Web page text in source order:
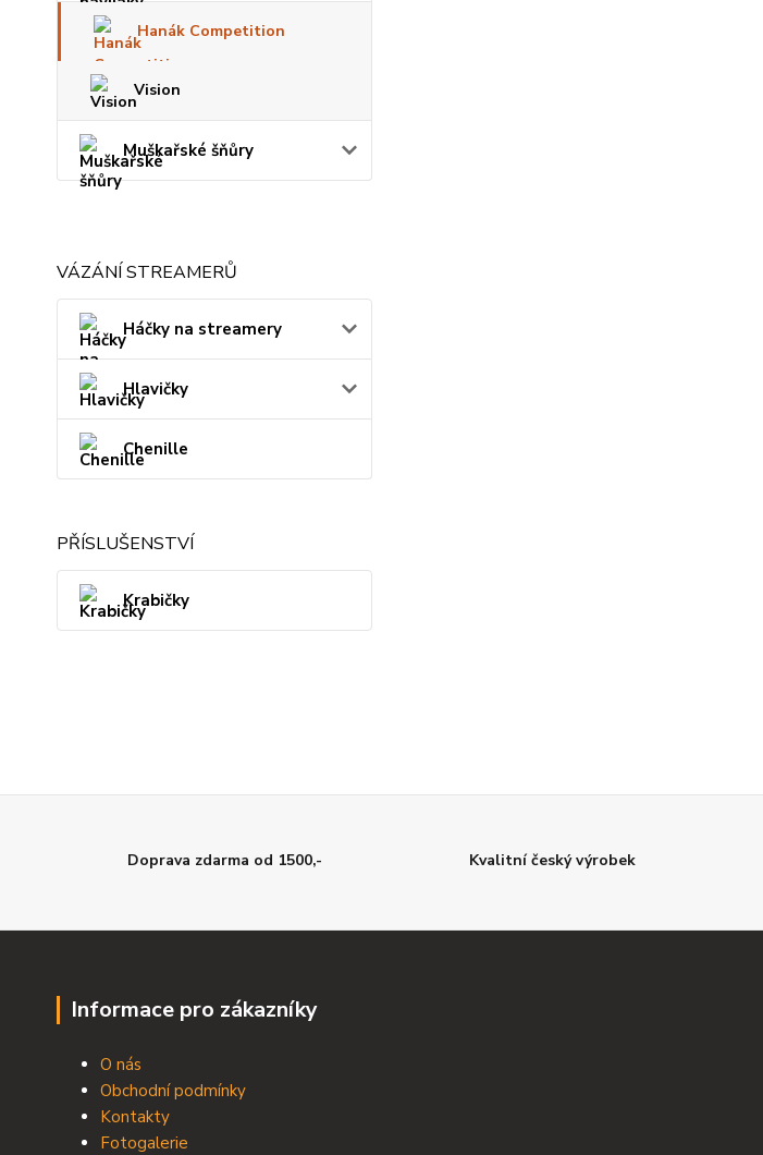
Hanák Competition
Vision
Muškařské šňůry
VÁZÁNÍ STREAMERŮ
Háčky na streamery
Hlavičky
Chenille
PŘÍSLUŠENSTVÍ
Krabičky
Doprava zdarma od 1500,- Kvalitní český výrobek
Informace pro zákazníky
O nás
Obchodní podmínky
Kontakty
Fotogalerie